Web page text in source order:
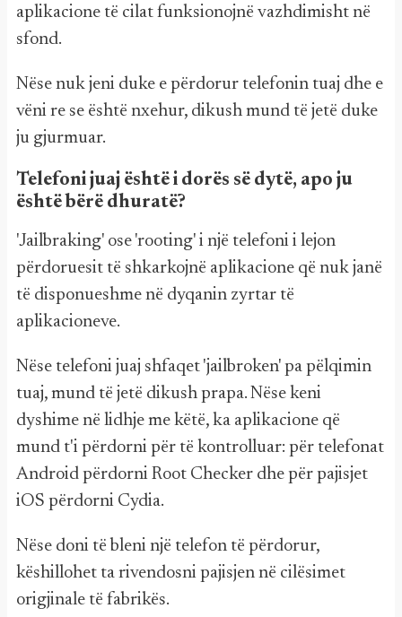
aplikacione të cilat funksionojnë vazhdimisht në
sfond.
Nëse nuk jeni duke e përdorur telefonin tuaj dhe e
vëni re se është nxehur, dikush mund të jetë duke
ju gjurmuar.
Telefoni juaj është i dorës së dytë, apo ju
është bërë dhuratë?
'Jailbraking' ose 'rooting' i një telefoni i lejon
përdoruesit të shkarkojnë aplikacione që nuk janë
të disponueshme në dyqanin zyrtar të
aplikacioneve.
Nëse telefoni juaj shfaqet 'jailbroken' pa pëlqimin
tuaj, mund të jetë dikush prapa. Nëse keni
dyshime në lidhje me këtë, ka aplikacione që
mund t'i përdorni për të kontrolluar: për telefonat
Android përdorni Root Checker dhe për pajisjet
iOS përdorni Cydia.
Nëse doni të bleni një telefon të përdorur,
këshillohet ta rivendosni pajisjen në cilësimet
origjinale të fabrikës.